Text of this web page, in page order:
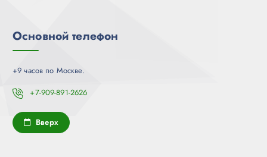
Основной телефон
+9 часов по Москве.
+7-909-891-2626
Вверх